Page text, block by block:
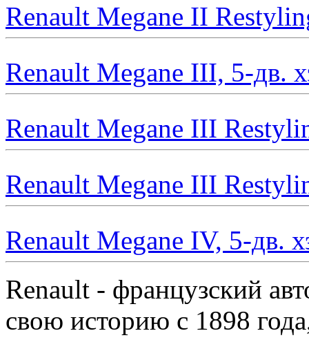
Renault Megane II
Renault Megane III, 5-дв.
Renault Megane III
Renault Megane III
Renault Megane IV, 5-дв.
Renault - французский
свою историю с 1898